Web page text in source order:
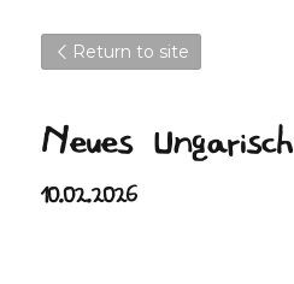
Return to site
Neues Ungarisch
10.02.2026